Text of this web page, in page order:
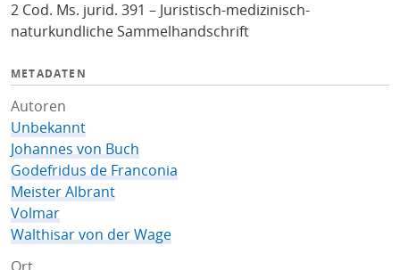
f
o
2 Cod. Ms. jurid. 391 – Juristisch-medizinisch-
naturkundliche Sammelhandschrift
METADATEN
Autoren
Unbekannt
Johannes von Buch
Godefridus de Franconia
Meister Albrant
Volmar
Walthisar von der Wage